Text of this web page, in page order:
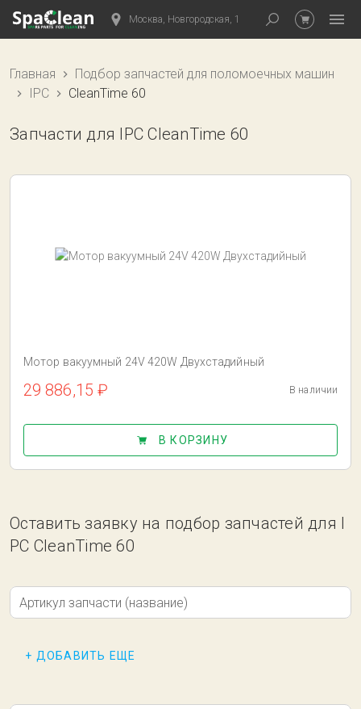
Москва, Новгородская, 1
Главная
Подбор запчастей для поломоечных машин
IPC
CleanTime 60
Запчасти для IPC CleanTime 60
Мотор вакуумный 24V 420W Двухстадийный
29 886,15 ₽ В наличии
В КОРЗИНУ
Оставить заявку на подбор запчастей для I
PC CleanTime 60
Артикул запчасти (название)
+ ДОБАВИТЬ ЕЩЕ